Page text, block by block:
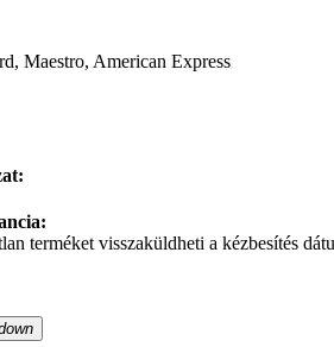
Maestro, American Express
terméket visszaküldheti a kézbesítés